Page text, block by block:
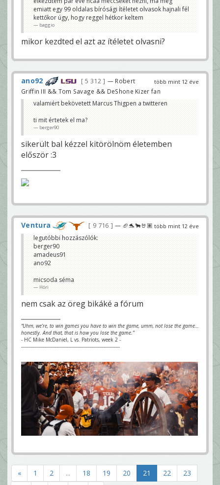
emiatt egy 99 oldalas bírósági ítéletet olvasok hajnali fél
kettőkor úgy, hogy reggel hétkor keltem
baggio
mikor kezdted el azt az ítéletet olvasni?
több mint 12 éve
ano92 5 312
— Robert
Griffin III && Tom Savage && DeShone Kizer fan
valamiért bekövetett Marcus Thigpen a twitteren
ti mit értetek el ma?
berger90
sikerült bal kézzel kitörölnöm életemben
először :3
több mint 12 éve
Ventura 9 716 — 🏈🐬🐂🤘🏽
legutóbbi hozzászólók:
berger90
amadeus91
ano92
micsoda séma
Höri
nem csak az öreg bikáké a fórum
“Uhm, we’re, to win games you have to win the game, umm, not lose the game…
honestly. And that, that is how you lose the game.”
- HC Mike McDaniel, L vs. Patriots, week 2 -
-------------------------------------------------------------------
« 1 2 ... 18 19 20 21 22 23